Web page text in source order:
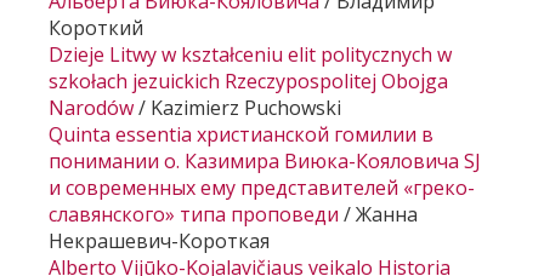
Короткий
Dzieje Litwy w kształceniu elit politycznych w
szkołach jezuickich Rzeczypospolitej Obojga
Narodów/ Kazimierz Puchowski
Quinta essentia христианской гомилии в
понимании o. Казимира Виюка-Кояловича SJ
и современных ему представителей «греко-
славянского» типа проповеди /Жанна
Некрашевич-Короткая
Alberto Vijūko-Kojalavičiaus veikalo Historia